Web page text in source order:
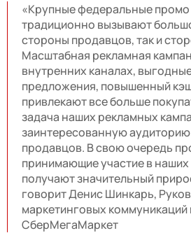
«Крупные федеральные
традиционно вызывают
стороны продавцов, так и
Масштабная рекламная
внутренних каналах,
предложения, повышенный
привлекают все больше
задача наших рекламных
заинтересованную
продавцов. В свою очередь
принимающие участие в
получают значительный
говорит Денис Шинкарь,
маркетинговых коммуникаций
СберМегаМаркет